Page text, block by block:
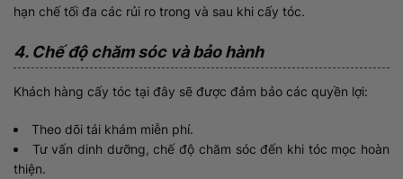
hạn chế tối đa các rủi ro trong và sau khi cấy tóc.
4. Chế độ chăm sóc và bảo hành
Khách hàng cấy tóc tại đây sẽ được đảm bảo các quyền lợi:
Theo dõi tái khám miễn phí.
Tư vấn dinh dưỡng, chế độ chăm sóc đến khi tóc mọc hoàn
thiện.